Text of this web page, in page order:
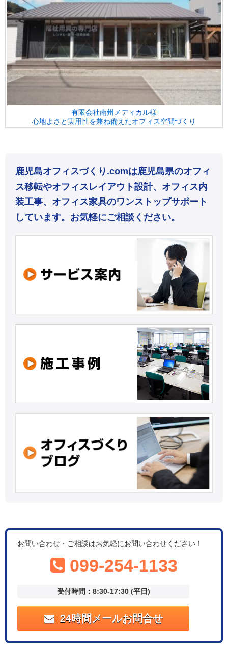
有限会社南州メディカル様
心地よさと実用性を兼ね備えたオフィス空間づくり
鹿児島オフィスづくり.comは鹿児島県のオフィ
ス移転やオフィスレイアウト設計、オフィス内
装工事、オフィス家具のワンストップサポート
しています。お気軽にご相談ください。
お問い合わせ・ご相談はお気軽にお問い合わせください！
099-254-1133
受付時間：8:30-17:30 (平日)
24時間メールお問合せ